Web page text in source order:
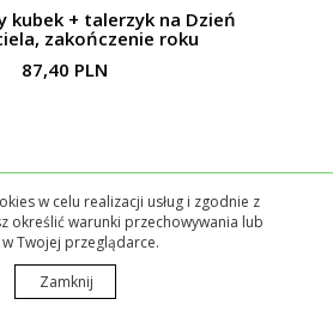
kubek + talerzyk na Dzień
zakończenie roku
87,40 PLN
w celu realizacji usług i zgodnie z
określić warunki przechowywania lub
Twojej przeglądarce.
Zamknij